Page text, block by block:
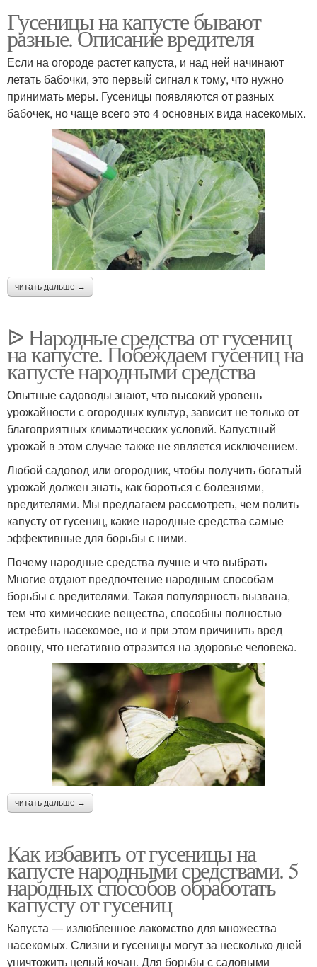
Гусеницы на капусте бывают
разные. Описание вредителя
Если на огороде растет капуста, и над ней начинают
летать бабочки, это первый сигнал к тому, что нужно
принимать меры. Гусеницы появляются от разных
бабочек, но чаще всего это 4 основных вида насекомых.
читать дальше →
ᐉ Народные средства от гусениц
на капусте. Побеждаем гусениц на
капусте народными средства
Опытные садоводы знают, что высокий уровень
урожайности с огородных культур, зависит не только от
благоприятных климатических условий. Капустный
урожай в этом случае также не является исключением.
Любой садовод или огородник, чтобы получить богатый
урожай должен знать, как бороться с болезнями,
вредителями. Мы предлагаем рассмотреть, чем полить
капусту от гусениц, какие народные средства самые
эффективные для борьбы с ними.
Почему народные средства лучше и что выбрать
Многие отдают предпочтение народным способам
борьбы с вредителями. Такая популярность вызвана,
тем что химические вещества, способны полностью
истребить насекомое, но и при этом причинить вред
овощу, что негативно отразится на здоровье человека.
читать дальше →
Как избавить от гусеницы на
капусте народными средствами. 5
народных способов обработать
капусту от гусениц
Капуста — излюбленное лакомство для множества
насекомых. Слизни и гусеницы могут за несколько дней
уничтожить целый кочан. Для борьбы с садовыми